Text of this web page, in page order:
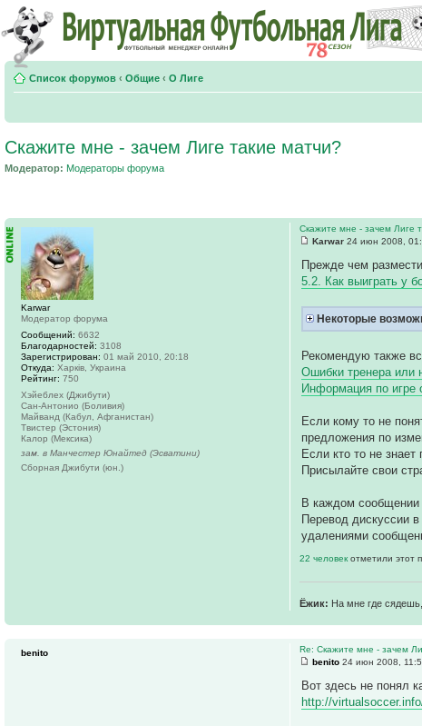
Список форумов ‹ Общие ‹ О Лиге
Скажите мне - зачем Лиге такие матчи?
Модератор: Модераторы форума
Скажите мне - зачем Лиге
Karwar 24 июн 2008,
Прежде чем
5.2. Как выиграть у
Некоторые
Рекомендую также
Ошибки тренера или
Информация по игре
Если кому то не
предложения по
Если кто то не знает
Присылайте свои
В каждом
Перевод дискуссии
удалениями
22 человекотметили этот
Ёжик: На мне где
Karwar
Модератор форума
Сообщений: 6632
Благодарностей: 3108
Зарегистрирован: 01 май 2010, 20:18
Откуда: Харків, Украина
Рейтинг: 750
Хэйеблех (Джибути)
Сан-Антонио (Боливия)
Майванд (Кабул, Афганистан)
Твистер (Эстония)
Калор (Мексика)
зам. в Манчестер Юнайтед (Эсватини)
Сборная Джибути (юн.)
Re: Скажите мне - зачем
benito 24 июн 2008,
Вот здесь не понял
http://
benito